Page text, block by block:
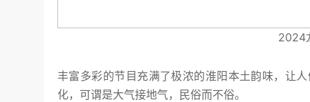
2024
丰富多彩的节目充满了极浓的淮阳本土韵味，让
化，可谓是大气接地气，民俗而不俗。